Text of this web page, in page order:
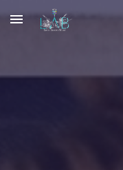
Skip to main content